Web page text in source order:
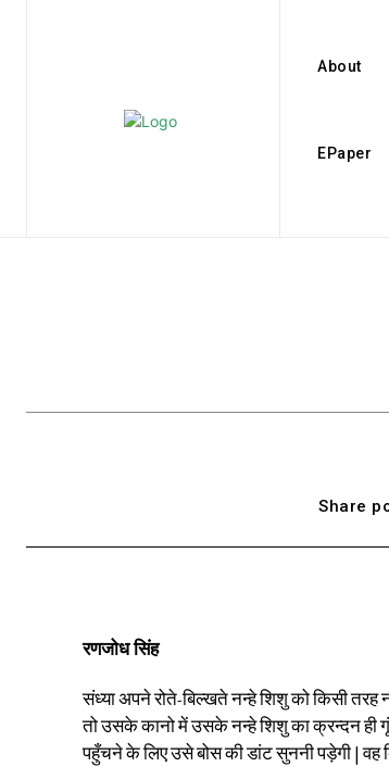
About
EPaper
Share
रणजोध सिंह
संध्या अपने रोते-बिल्खते नन्हे शिशु को किसी
तो उसके कानो में उसके नन्हे शिशु का क्रन्दन ही
पहुँचने के लिए उसे बोस की डांट सुननी पड़ेगी |